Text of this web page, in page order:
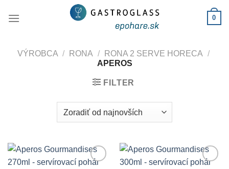
0
VÝROBCA / RONA / RONA 2 SERVE HORECA /
APEROS
FILTER